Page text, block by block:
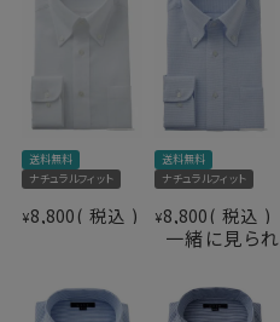
衿開きのいいノーネクタイ専用
ー。
イタリアンカラーと広角なワイ
タイリッシュなノーネクタイ専
で生産しているため、衿元しっか
仕様表
素材
綿100％
プレミアムコットン
イージーケア
アイスコットン
イタリアンカラー（ワ
送料無料
ナチュラルフィット
¥8,800 税込
送料無料
ナチュラルフィット
¥8,800 税込
一緒に見ら